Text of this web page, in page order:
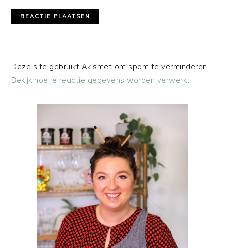
Deze site gebruikt Akismet om spam te verminderen.
Bekijk hoe je reactie gegevens worden verwerkt